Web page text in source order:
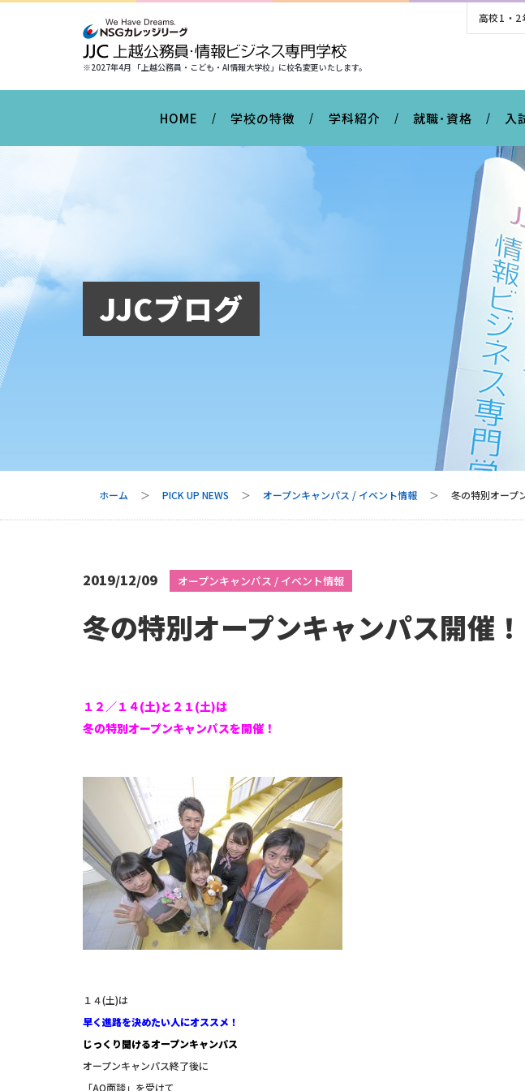
高校1・2
※2027年4月 「上越公務員・こども・AI情報大学校」に校名変更いたします。
HOME 学校の特徴 学科紹介 就職･資格 入
JJCブログ
ホーム PICK UP NEWS オープンキャンパス / イベント情報 冬の特別オープ
2019/12/09 オープンキャンパス / イベント情報
冬の特別オープンキャンパス開催！
１２／１４(土)と２１(土)は
冬の特別オープンキャンパスを開催！
１４(土)は
早く進路を決めたい人にオススメ！
じっくり聞けるオープンキャンパス
オープンキャンパス終了後に
「AO面談」を受けて